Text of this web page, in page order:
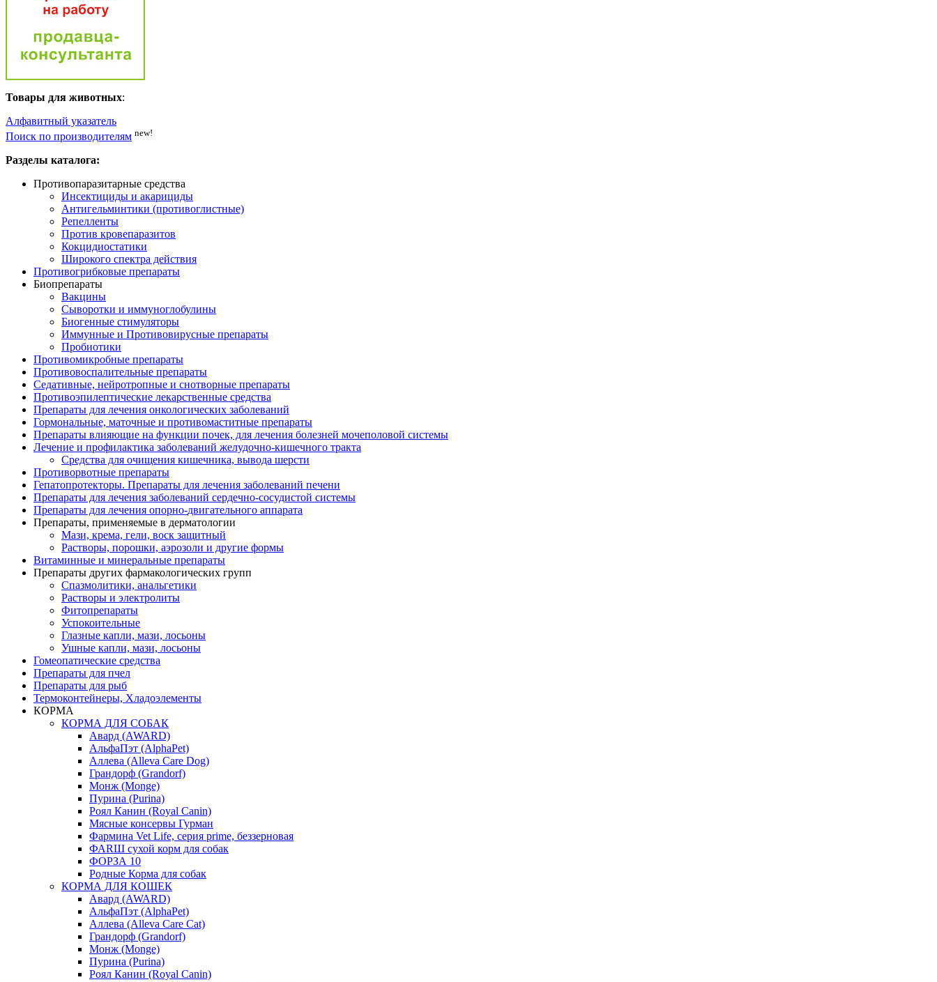
Товары для животных:
Алфавитный указатель
Поиск по производителям new!
Разделы каталога:
Противопаразитарные средства
Инсектициды и акарициды
Антигельминтики (противоглистные)
Репелленты
Против кровепаразитов
Кокцидиостатики
Широкого спектра действия
Противогрибковые препараты
Биопрепараты
Вакцины
Сыворотки и иммуноглобулины
Биогенные стимуляторы
Иммунные и Противовирусные препараты
Пробиотики
Противомикробные препараты
Противовоспалительные препараты
Седативные, нейротропные и снотворные препараты
Противоэпилептические лекарственные средства
Препараты для лечения онкологических заболеваний
Гормональные, маточные и противомаститные препараты
Препараты влияющие на функции почек, для лечения болезней мочеполовой системы
Лечение и профилактика заболеваний желудочно-кишечного тракта
Средства для очищения кишечника, вывода шерсти
Противорвотные препараты
Гепатопротекторы. Препараты для лечения заболеваний печени
Препараты для лечения заболеваний сердечно-сосудистой системы
Препараты для лечения опорно-двигательного аппарата
Препараты, применяемые в дерматологии
Мази, крема, гели, воск защитный
Растворы, порошки, аэрозоли и другие формы
Витаминные и минеральные препараты
Препараты других фармакологических групп
Спазмолитики, анальгетики
Растворы и электролиты
Фитопрепараты
Успокоительные
Глазные капли, мази, лосьоны
Ушные капли, мази, лосьоны
Гомеопатические средства
Препараты для пчел
Препараты для рыб
Термоконтейнеры, Хладоэлементы
КОРМА
КОРМА ДЛЯ СОБАК
Авард (AWARD)
АльфаПэт (AlphaPet)
Аллева (Alleva Care Dog)
Грандорф (Grandorf)
Монж (Monge)
Пурина (Purina)
Роял Канин (Royal Canin)
Мясные консервы Гурман
Фармина Vet Life, серия prime, беззерновая
ФАRШ сухой корм для собак
ФОРЗА 10
Родные Корма для собак
КОРМА ДЛЯ КОШЕК
Авард (AWARD)
АльфаПэт (AlphaPet)
Аллева (Alleva Care Cat)
Грандорф (Grandorf)
Монж (Monge)
Пурина (Purina)
Роял Канин (Royal Canin)